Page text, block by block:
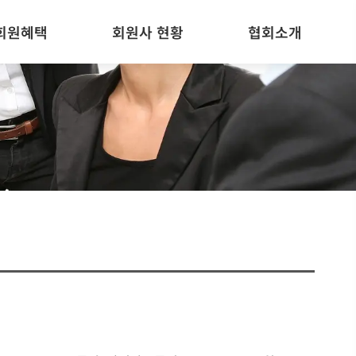
원혜택 회원사 현황 협회소개